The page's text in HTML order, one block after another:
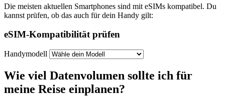
Die meisten aktuellen Smartphones sind mit eSIMs kompatibel. Du
kannst prüfen, ob das auch für dein Handy gilt:
eSIM-Kompatibilität prüfen
Handymodell
Wie viel Datenvolumen sollte ich für
meine Reise einplanen?